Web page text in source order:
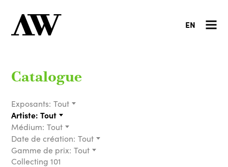
EN
Catalogue
Exposants: Tout
Artiste: Tout
Médium: Tout
Date de création: Tout
Gamme de prix: Tout
Collecting 101